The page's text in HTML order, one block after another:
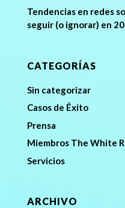
Tendencias en redes
seguir (o ignorar) en
CATEGORÍAS
Sin categorizar
Casos de Éxito
Prensa
Miembros The White
Servicios
ARCHIVO